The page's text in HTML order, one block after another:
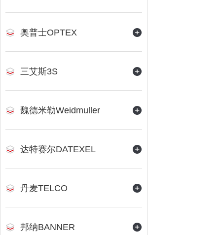
奥普士OPTEX
三艾斯3S
魏德米勒Weidmuller
达特赛尔DATEXEL
丹麦TELCO
邦纳BANNER